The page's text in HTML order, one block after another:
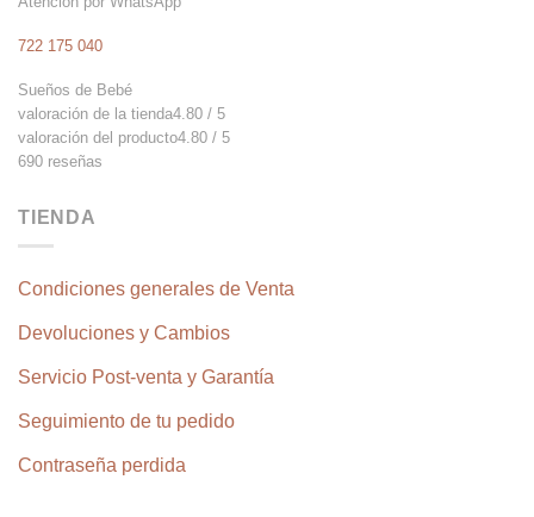
722 175 040
Sueños de Bebé
valoración de la tienda4.80 / 5
valoración del producto4.80 / 5
690 reseñas
TIENDA
Condiciones generales de Venta
Devoluciones y Cambios
Servicio Post-venta y Garantía
Seguimiento de tu pedido
Contraseña perdida